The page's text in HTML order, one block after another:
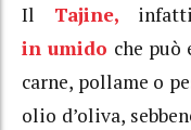
Il Tajine,
inumido che può
carne, pollame o
olio d’oliva,